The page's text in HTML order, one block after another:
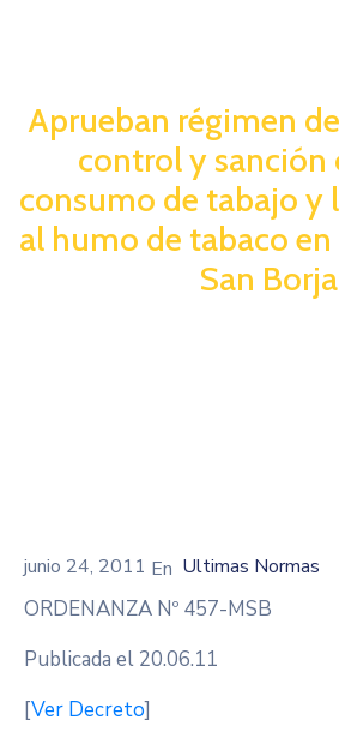
Aprueban régimen
control y sanción
consumo de tabajo y
al humo de tabaco
San Borja
junio 24, 2011 Ultimas Normas
ORDENANZA Nº 457-MSB
Publicada el 20.06.11
[Ver Decreto]